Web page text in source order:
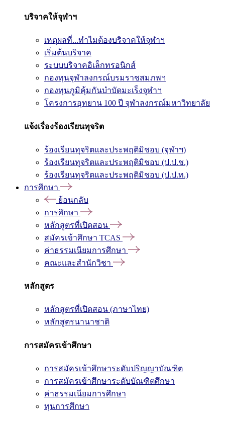
บริจาคให้จุฬาฯ
เหตุผลที่...ทำไมต้องบริจาคให้จุฬาฯ
เริ่มต้นบริจาค
ระบบบริจาคอิเล็กทรอนิกส์
กองทุนจุฬาลงกรณ์บรมราชสมภพฯ
กองทุนภูมิคุ้มกันบำบัดมะเร็งจุฬาฯ
โครงการอุทยาน 100 ปี จุฬาลงกรณ์มหาวิทยาลัย
แจ้งเรื่องร้องเรียนทุจริต
ร้องเรียนทุจริตและประพฤติมิชอบ (จุฬาฯ)
ร้องเรียนทุจริตและประพฤติมิชอบ (ป.ป.ช.)
ร้องเรียนทุจริตและประพฤติมิชอบ (ป.ป.ท.)
การศึกษา
ย้อนกลับ
การศึกษา
หลักสูตรที่เปิดสอน
สมัครเข้าศึกษา TCAS
ค่าธรรมเนียมการศึกษา
คณะและสำนักวิชา
หลักสูตร
หลักสูตรที่เปิดสอน (ภาษาไทย)
หลักสูตรนานาชาติ
การสมัครเข้าศึกษา
การสมัครเข้าศึกษาระดับปริญญาบัณฑิต
การสมัครเข้าศึกษาระดับบัณฑิตศึกษา
ค่าธรรมเนียมการศึกษา
ทุนการศึกษา